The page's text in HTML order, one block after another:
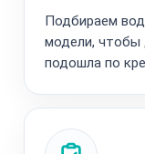
Подбираем
модели, чтобы
подошла по